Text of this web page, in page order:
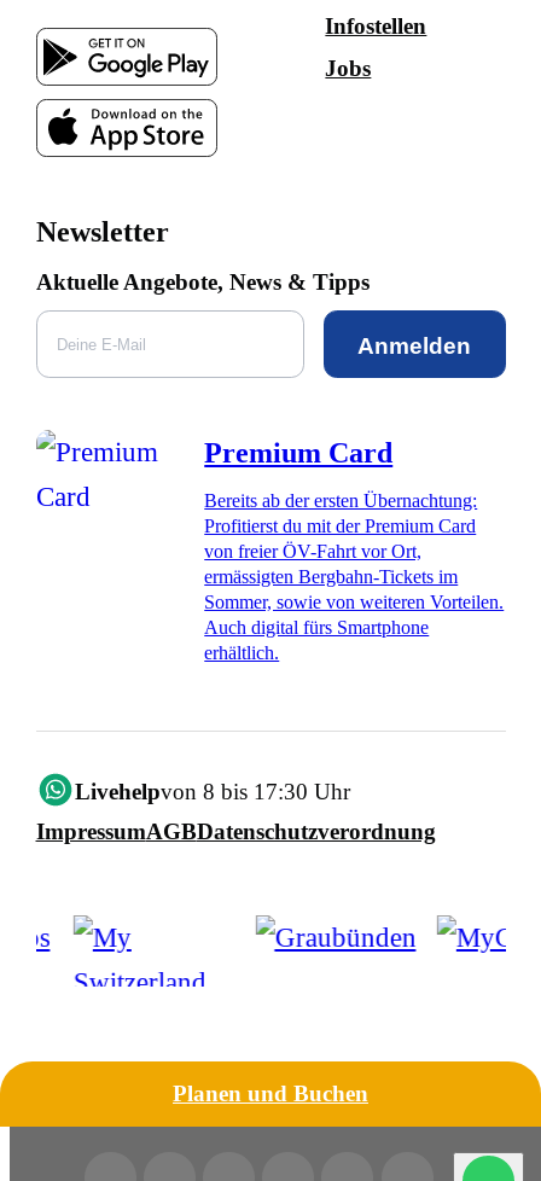
Infostellen
Jobs
Newsletter
Aktuelle Angebote, News & Tipps
Anmelden
Premium Card
Bereits ab der ersten Übernachtung:
Profitierst du mit der Premium Card
von freier ÖV-Fahrt vor Ort,
ermässigten Bergbahn-Tickets im
Sommer, sowie von weiteren Vorteilen.
Auch digital fürs Smartphone
erhältlich.
Livehelpvon 8 bis 17:30 Uhr
ImpressumAGBDatenschutzverordnung
Planen und Buchen